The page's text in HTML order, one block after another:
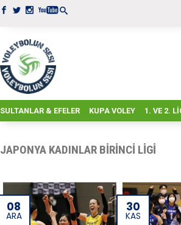
SULTANLAR & EFELER KUPA VOLEY 1. VE 2.
JAPONYA KADINLAR BIRINCI LIGI
08
ARA
30
KAS